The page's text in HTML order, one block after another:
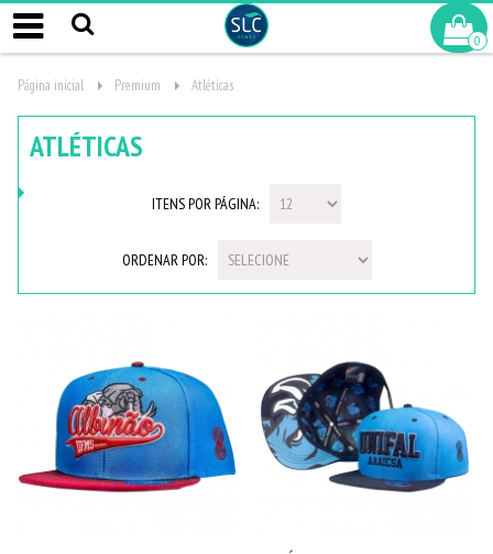
0
Página inicial Premium Atléticas
ATLÉTICAS
ITENS POR PÁGINA:
ORDENAR POR: